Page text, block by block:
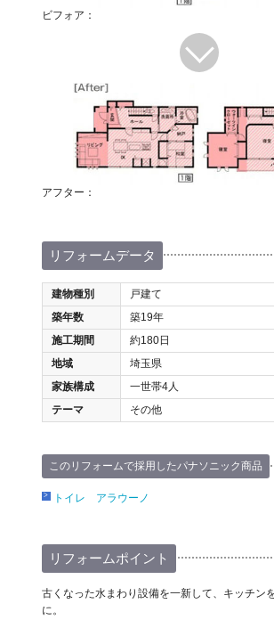
ビフォア：
アフター：
リフォームデータ
建物種別
戸建て
築年数
築19年
施工期間
約180日
地域
埼玉県
家族構成
一世帯4人
テーマ
その他
このリフォームで採用したパナソニック商品
トイレ アラウーノ
リフォームポイント
古くなった水まわり設備を一新して、キッチン
に。